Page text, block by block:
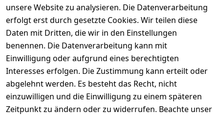
unsere Website zu analysieren. Die Datenverarbeitung
erfolgt erst durch gesetzte Cookies. Wir teilen diese
Daten mit Dritten, die wir in den Einstellungen
benennen. Die Datenverarbeitung kann mit
Einwilligung oder aufgrund eines berechtigten
Interesses erfolgen. Die Zustimmung kann erteilt oder
abgelehnt werden. Es besteht das Recht, nicht
einzuwilligen und die Einwilligung zu einem späteren
Zeitpunkt zu ändern oder zu widerrufen. Beachte unser